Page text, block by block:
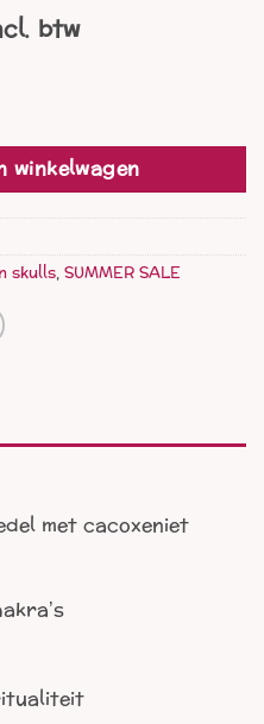
btw
winkelwagen
skulls,SUMMER SALE
met cacoxeniet